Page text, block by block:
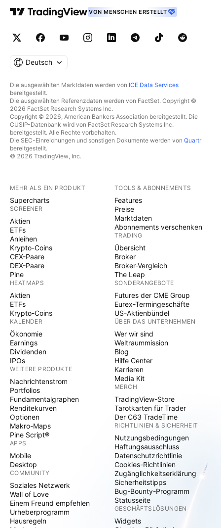
VON MENSCHEN ERSTELLT
Deutsch
Die ausgewählten Marktdaten werden von ICE Data Services
bereitgestellt.
Die ausgewählten Referenzdaten werden von FactSet. Copyright ©
2026 FactSet Research Systems Inc.
Copyright © 2026, American Bankers Association bereitgestellt. Die
CUSIP-Datenbank wird von FactSet Research Systems Inc.
bereitgestellt. Alle Rechte vorbehalten.
Die SEC-Einreichungen und sonstigen Dokumente werden von Quartr
bereitgestellt.
© 2026 TradingView, Inc.
MEHR ALS EIN PRODUKT
Supercharts
SCREENER
Aktien
ETFs
Anleihen
Krypto-Coins
CEX-Paare
DEX-Paare
Pine
HEATMAPS
Aktien
ETFs
Krypto-Coins
KALENDER
Ökonomie
Earnings
Dividenden
IPOs
WEITERE PRODUKTE
Nachrichtenstrom
Portfolios
Fundamentalgraphen
Renditekurven
Optionen
Makro-Maps
Pine Script®
APPS
Mobile
Desktop
COMMUNITY
Soziales Netzwerk
Wall of Love
Einem Freund empfehlen
Urheberprogramm
Hausregeln
TOOLS & ABONNEMENTS
Features
Preise
Marktdaten
Abonnements verschenken
TRADING
Übersicht
Broker
Broker-Vergleich
The Leap
SONDERANGEBOTE
Futures der CME Group
Eurex-Termingeschäfte
US-Aktienbündel
ÜBER DAS UNTERNEHMEN
Wer wir sind
Weltraummission
Blog
Hilfe Center
Karrieren
Media Kit
MERCH
TradingView-Store
Tarotkarten für Trader
Der C63 TradeTime
RICHTLINIEN & SICHERHEIT
Nutzungsbedingungen
Haftungsausschluss
Datenschutzrichtlinie
Cookies-Richtlinien
Zugänglichkeitserklärung
Sicherheitstipps
Bug-Bounty-Programm
Statusseite
GESCHÄFTSLÖSUNGEN
Widgets